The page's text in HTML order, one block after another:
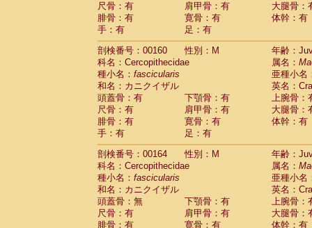
尺骨：有
肩甲骨：有
大腿骨：
腓骨：有
寛骨：有
体幹：有
手：有
足：有
剖検番号：00160
性別：M
年齢：
科名：Cercopithecidae
属名：
種小名： fascicularis
亜種小名
和名：カニクイザル
英名：
頭蓋骨：有
下顎骨：有
上腕骨：
尺骨：有
肩甲骨：有
大腿骨：
腓骨：有
寛骨：有
体幹：有
手：有
足：有
剖検番号：00164
性別：M
年齢：
科名：Cercopithecidae
属名：
種小名： fascicularis
亜種小名
和名：カニクイザル
英名：
頭蓋骨：無
下顎骨：有
上腕骨：
尺骨：有
肩甲骨：有
大腿骨：
腓骨：有
寛骨：有
体幹：有